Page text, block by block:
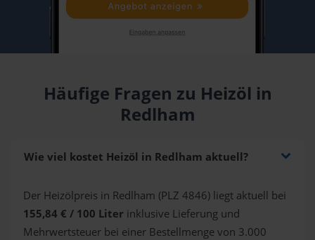
Häufige Fragen zu Heizöl in
Redlham
Wie viel kostet Heizöl in Redlham aktuell?
Der Heizölpreis in Redlham (PLZ 4846) liegt aktuell bei
155,84 € / 100 Liter inklusive Lieferung und
Mehrwertsteuer bei einer Bestellmenge von 3.000